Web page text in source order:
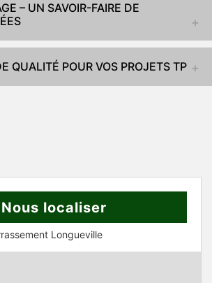
– UN SAVOIR-FAIRE DE
QUALITÉ POUR VOS PROJETS TP
Nous localiser
Longueville